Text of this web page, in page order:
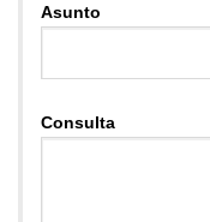
Asunto
Consulta